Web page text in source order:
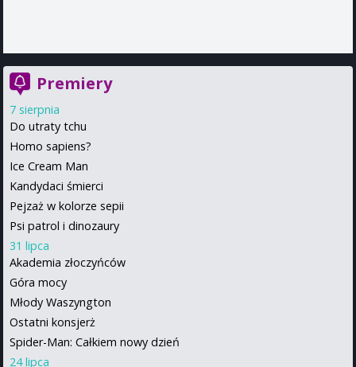
Premiery
7 sierpnia
Do utraty tchu
Homo sapiens?
Ice Cream Man
Kandydaci śmierci
Pejzaż w kolorze sepii
Psi patrol i dinozaury
31 lipca
Akademia złoczyńców
Góra mocy
Młody Waszyngton
Ostatni konsjerż
Spider-Man: Całkiem nowy dzień
24 lipca